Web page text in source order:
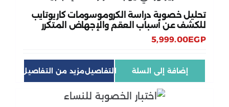
تحليل خصوبة دراسة الكروموسومات كاريوتايب
للكشف عن أسباب العقم والإجهاض المتكرر
5,999.00EGP
إضافة إلى السلة التفاصيل